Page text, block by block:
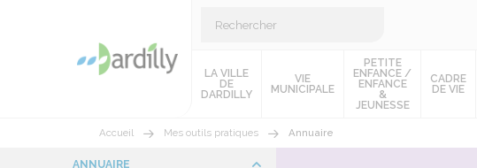
LA VILLE
DE
DARDILLY
VIE
MUNICIPALE
PETITE
ENFANCE /
ENFANCE
&
JEUNESSE
CADRE
DE VIE
Accueil Mes outils pratiques Annuaire
ANNUAIRE